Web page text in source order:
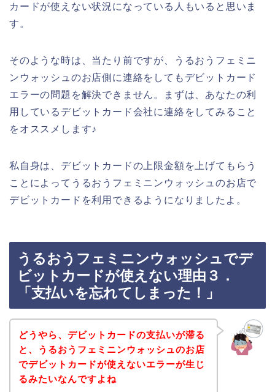
カードが使えない状況になっている人もいると思いま
す。
そのような時は、当たり前ですが、うるおうフェミニ
ンウォッシュのお店側に連絡をしてもデビットカード
エラーの問題を解決できません。まずは、あなたの利
用しているデビットカード会社に連絡をしてみること
をオススメします♪
私自身は、デビットカードの上限金額を上げてもらう
ことによってうるおうフェミニンウォッシュのお店で
デビットカードを利用できるようになりましたよ。
うるおうフェミニンウォッシュでデ
ビットカードが使えない理由３．
「支払いを忘れてしまった！」
どうやら、デビットカードの支払いが滞る
と、うるおうフェミニンウォッシュのお店
でデビットカードが使えないエラーが生じ
るみたいなんですよね